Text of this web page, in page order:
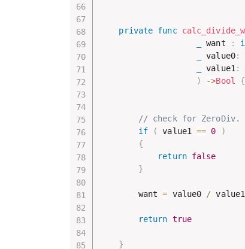
private func
want :
value0:
value1 :
)
->Bool {
// check for ZeroDiv.
if
( value1 == 0
)
{
return false
}
        want
= value0 / value1
return true
}